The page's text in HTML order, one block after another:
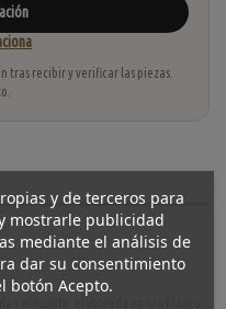
tras recibir y verificar las piezas.
y de terceros para
mostrarle publicidad
mediante el análisis de
dar su consentimiento
botón Acepto.